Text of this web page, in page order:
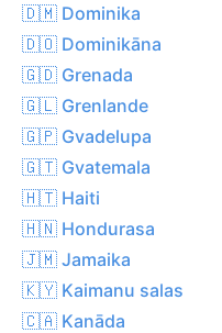
🇩🇲 Dominika
🇩🇴 Dominikāna
🇬🇩 Grenada
🇬🇱 Grenlande
🇬🇵 Gvadelupa
🇬🇹 Gvatemala
🇭🇹 Haiti
🇭🇳 Hondurasa
🇯🇲 Jamaika
🇰🇾 Kaimanu salas
🇨🇦 Kanāda